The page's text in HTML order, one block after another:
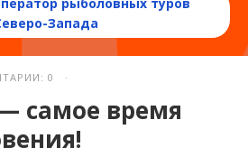
Запада
0 ·
самое время